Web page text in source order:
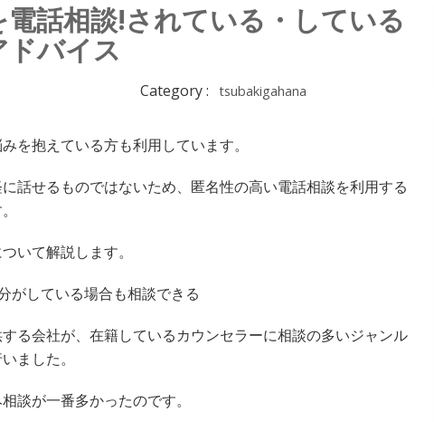
話相談!されている・している
バイス
Category : tsubakigahana
を抱えている方も利用しています。
話せるものではないため、匿名性の高い電話相談を利用する
いて解説します。
がしている場合も相談できる
る会社が、在籍しているカウンセラーに相談の多いジャンル
ました。
談が一番多かったのです。